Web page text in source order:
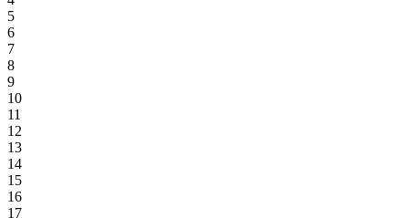
5
6
7
8
9
10
11
12
13
14
15
16
17